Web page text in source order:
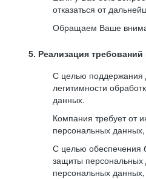
отказаться от
Обращаем Ваше
5. Реализация
С целью поддержания
легитимности
данных.
Компания требует от
персональных данных,
С целью обеспечения
защиты персональных
персональных